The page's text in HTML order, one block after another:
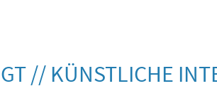
// KÜNSTLICHE